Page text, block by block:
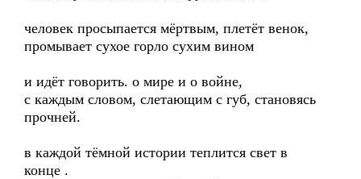
человек просыпается мёртвым, плетёт венок,
промывает сухое горло сухим вином
и идёт говорить. о мире и о войне,
с каждым словом, слетающим с губ, становясь
прочней.
в каждой тёмной истории теплится свет в
конце .